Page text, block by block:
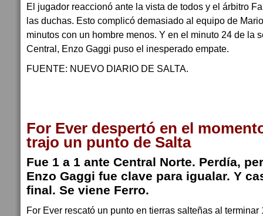
El jugador reaccionó ante la vista de todos y el árbitro
las duchas. Esto complicó demasiado al equipo de
minutos con un hombre menos. Y en el minuto 24 de la
Central, Enzo Gaggi puso el inesperado empate.
FUENTE: NUEVO DIARIO DE SALTA.
For Ever despertó en el
trajo un punto de Salta
Fue 1 a 1 ante Central Norte. Perdía,
Enzo Gaggi fue clave para igualar. Y
final. Se viene Ferro.
For Ever rescató un punto en tierras salteñas al terminar